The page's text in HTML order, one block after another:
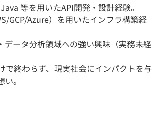
等を用いたAPI開発・設計経験。
GCP/Azure）を用いたインフラ構築経
データ分析領域への強い興味（実務未経
で終わらず、現実社会にインパクトを与
。